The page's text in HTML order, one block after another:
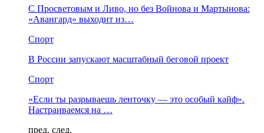
С Просветовым и Ливо, но без Войнова и Мартынова:
«Авангард» выходит из…
Спорт
В России запускают масштабный беговой проект
Спорт
«Если ты разрываешь ленточку — это особый кайф».
Настраиваемся на …
пред. след.